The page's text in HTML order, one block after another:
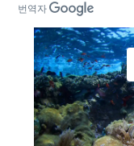
번역자